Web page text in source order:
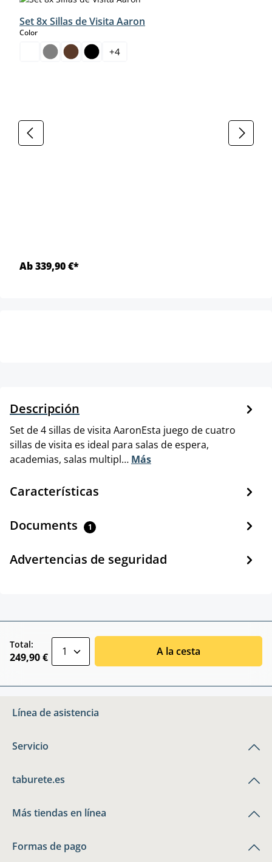
Set 8x Sillas de Visita Aaron
Colorselect
+4
Ab 339,90 €*
Descripción
Set de 4 sillas de visita AaronEsta juego de cuatro
sillas de visita es ideal para salas de espera,
academias, salas multipl… Más
Características
Documents 1
Advertencias de seguridad
Total:
249,90 € A la cesta
Línea de asistencia
Servicio
taburete.es
Más tiendas en línea
Formas de pago